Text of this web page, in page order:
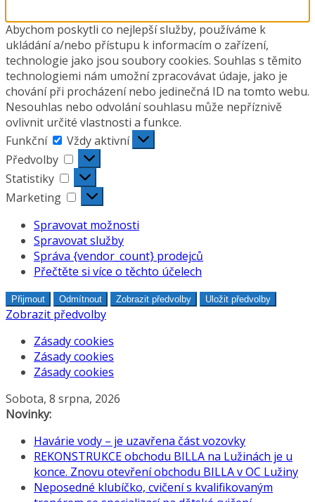
Abychom poskytli co nejlepší služby, používáme k
ukládání a/nebo přístupu k informacím o zařízení,
technologie jako jsou soubory cookies. Souhlas s těmito
technologiemi nám umožní zpracovávat údaje, jako je
chování při procházení nebo jedinečná ID na tomto webu.
Nesouhlas nebo odvolání souhlasu může nepříznivě
ovlivnit určité vlastnosti a funkce.
Funkční
Funkční
Vždy aktivní
Předvolby
Předvolby
Statistiky
Statistiky
Marketing
Marketing
Spravovat možnosti
Spravovat služby
Správa {vendor_count} prodejců
Přečtěte si více o těchto účelech
Přijmout Odmítnout Zobrazit předvolby Uložit předvolby
Zobrazit předvolby
Zásady cookies
Zásady cookies
Zásady cookies
Přeskočit
na
Sobota, 8 srpna, 2026
Novinky:
Havárie vody – je uzavřena část vozovky
REKONSTRUKCE obchodu BILLA na Lužinách je u
konce. Znovu otevření obchodu BILLA v OC Lužiny
Neposedné klubíčko, cvičení s kvalifikovaným